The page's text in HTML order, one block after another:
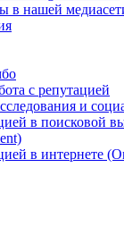
в нашей
с репутацией
и
в поисковой
в интернете